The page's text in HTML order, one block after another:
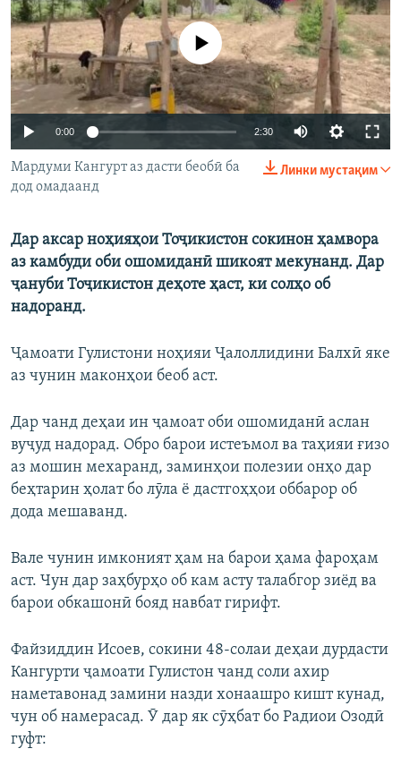
ГУЗОРИШҲОИ РАДИОӢ
Русский
ПАЙГИРӢ КУНЕД
240p
Феълан кор намекунад
0:00 2:30
810p
Линки мустақим
Мардуми Кангурт аз дасти беобӣ ба
дод омадаанд
Дар аксар ноҳияҳои Тоҷикистон сокинон ҳамвора
аз камбуди оби ошомиданӣ шикоят мекунанд. Дар
ҷануби Тоҷикистон деҳоте ҳаст, ки солҳо об
надоранд.
Ҷамоати Гулистони ноҳияи Ҷалоллидини Балхӣ яке
аз чунин маконҳои беоб аст.
Дар чанд деҳаи ин ҷамоат оби ошомиданӣ аслан
вуҷуд надорад. Обро барои истеъмол ва таҳияи ғизо
аз мошин мехаранд, заминҳои полезии онҳо дар
беҳтарин ҳолат бо лӯла ё дастгоҳҳои оббарор об
дода мешаванд.
Вале чунин имконият ҳам на барои ҳама фароҳам
аст. Чун дар заҳбурҳо об кам асту талабгор зиёд ва
барои обкашонӣ бояд навбат гирифт.
Файзиддин Исоев, сокини 48-солаи деҳаи дурдасти
Кангурти ҷамоати Гулистон чанд соли ахир
наметавонад замини назди хонаашро кишт кунад,
чун об намерасад. Ӯ дар як сӯҳбат бо Радиои Озодӣ
гуфт: